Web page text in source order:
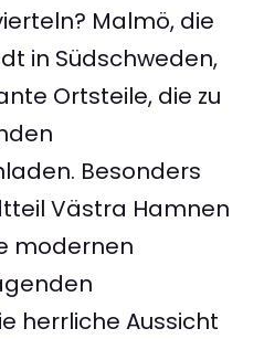
Malmö, die
in Südschweden,
Ortsteile, die zu
Besonders
Västra Hamnen
modernen
herrliche Aussicht